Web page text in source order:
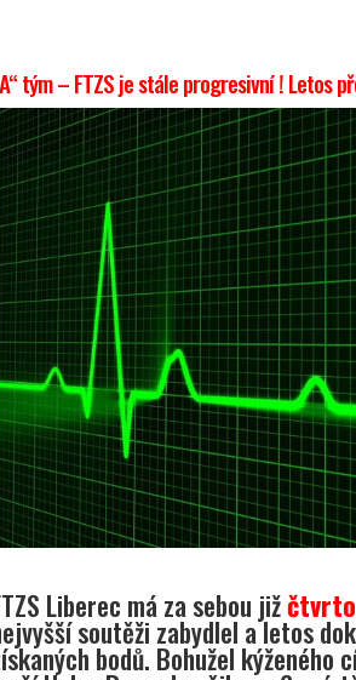
tým – FTZS je stále progresivní ! Letos
Liberec má za sebou již
soutěži zabydlel a letos
bodů. Bohužel kýženého